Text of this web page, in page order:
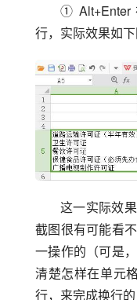
① Alt+Enter
行，实际效果如下
这一实际效
截图很有可能看
一操作的（可是
清楚怎样在单元
行，来完成换行